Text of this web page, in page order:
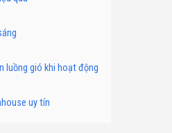
luồng gió khi hoạt động
uy tín